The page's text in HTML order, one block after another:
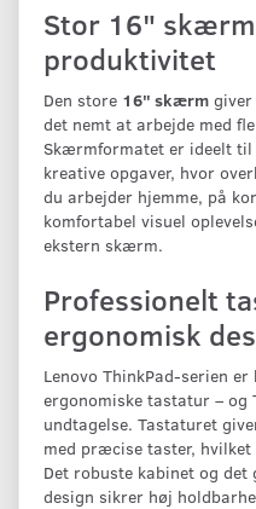
Stor 16"
produktivitet
Den store 16" skærm
det nemt at arbejde med
Skærmformatet er ideelt
kreative opgaver, hvor
du arbejder hjemme, på
komfortabel visuel
ekstern skærm.
Professionelt
ergonomisk
Lenovo ThinkPad-serien
ergonomiske tastatur – og
undtagelse. Tastaturet
med præcise taster,
Det robuste kabinet og det
design sikrer høj